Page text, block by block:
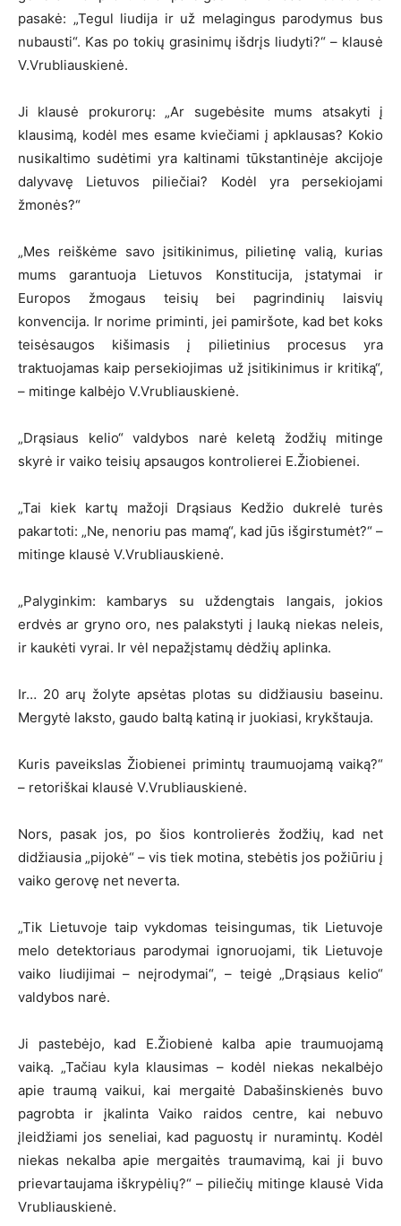
pasakė: „Tegul liudija ir už melagingus parodymus bus
nubausti“. Kas po tokių grasinimų išdrįs liudyti?“ – klausė
V.Vrubliauskienė.
Ji klausė prokurorų: „Ar sugebėsite mums atsakyti į
klausimą, kodėl mes esame kviečiami į apklausas? Kokio
nusikaltimo sudėtimi yra kaltinami tūkstantinėje akcijoje
dalyvavę Lietuvos piliečiai? Kodėl yra persekiojami
žmonės?“
„Mes reiškėme savo įsitikinimus, pilietinę valią, kurias
mums garantuoja Lietuvos Konstitucija, įstatymai ir
Europos žmogaus teisių bei pagrindinių laisvių
konvencija. Ir norime priminti, jei pamiršote, kad bet koks
teisėsaugos kišimasis į pilietinius procesus yra
traktuojamas kaip persekiojimas už įsitikinimus ir kritiką“,
– mitinge kalbėjo V.Vrubliauskienė.
„Drąsiaus kelio“ valdybos narė keletą žodžių mitinge
skyrė ir vaiko teisių apsaugos kontrolierei E.Žiobienei.
„Tai kiek kartų mažoji Drąsiaus Kedžio dukrelė turės
pakartoti: „Ne, nenoriu pas mamą“, kad jūs išgirstumėt?“ –
mitinge klausė V.Vrubliauskienė.
„Palyginkim: kambarys su uždengtais langais, jokios
erdvės ar gryno oro, nes palakstyti į lauką niekas neleis,
ir kaukėti vyrai. Ir vėl nepažįstamų dėdžių aplinka.
Ir… 20 arų žolyte apsėtas plotas su didžiausiu baseinu.
Mergytė laksto, gaudo baltą katiną ir juokiasi, krykštauja.
Kuris paveikslas Žiobienei primintų traumuojamą vaiką?“
– retoriškai klausė V.Vrubliauskienė.
Nors, pasak jos, po šios kontrolierės žodžių, kad net
didžiausia „pijokė“ – vis tiek motina, stebėtis jos požiūriu į
vaiko gerovę net neverta.
„Tik Lietuvoje taip vykdomas teisingumas, tik Lietuvoje
melo detektoriaus parodymai ignoruojami, tik Lietuvoje
vaiko liudijimai – neįrodymai“, – teigė „Drąsiaus kelio“
valdybos narė.
Ji pastebėjo, kad E.Žiobienė kalba apie traumuojamą
vaiką. „Tačiau kyla klausimas – kodėl niekas nekalbėjo
apie traumą vaikui, kai mergaitė Dabašinskienės buvo
pagrobta ir įkalinta Vaiko raidos centre, kai nebuvo
įleidžiami jos seneliai, kad paguostų ir nuramintų. Kodėl
niekas nekalba apie mergaitės traumavimą, kai ji buvo
prievartaujama iškrypėlių?“ – piliečių mitinge klausė Vida
Vrubliauskienė.